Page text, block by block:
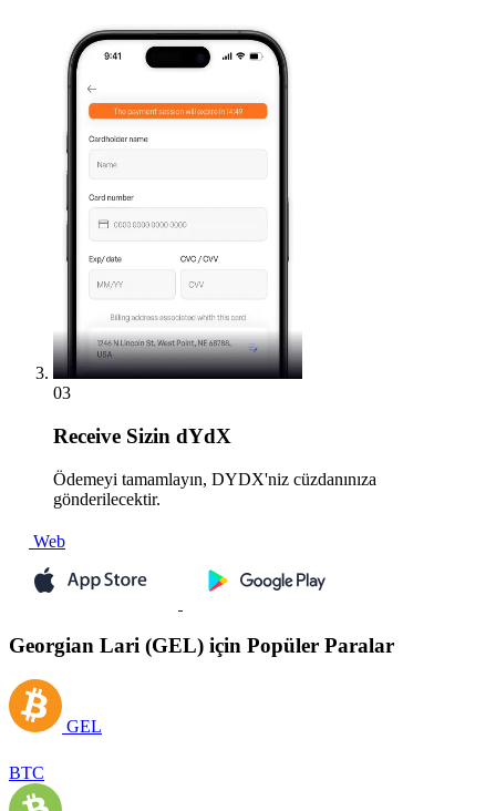
03
Receive Sizin dYdX
Ödemeyi tamamlayın, DYDX'niz cüzdanınıza
gönderilecektir.
Web
Georgian Lari (GEL) için Popüler Paralar
GEL
BTC